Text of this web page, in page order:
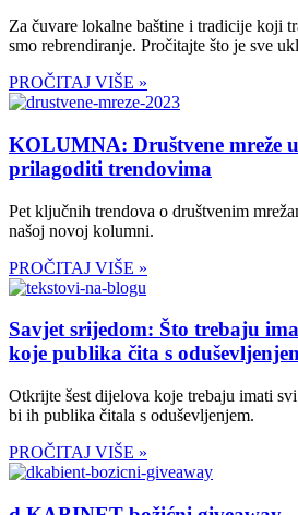
Za čuvare lokalne baštine i tradicije koji
smo rebrendiranje. Pročitajte što je sve
PROČITAJ VIŠE »
KOLUMNA: Društvene mreže
prilagoditi trendovima
Pet ključnih trendova o društvenim
našoj novoj kolumni.
PROČITAJ VIŠE »
Savjet srijedom: Što trebaju
koje publika čita s
Otkrijte šest dijelova koje trebaju imati
bi ih publika čitala s oduševljenjem.
PROČITAJ VIŠE »